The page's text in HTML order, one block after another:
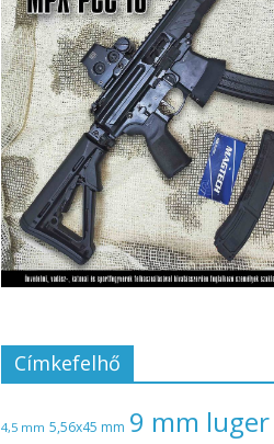
Címkefelhő
4,5 mm 5,56x45 mm 9 mm luger